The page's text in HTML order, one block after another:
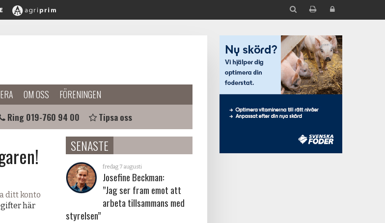
OM OSS
FÖRENINGEN
Ring 019-760 94 00 Tipsa oss
ditt konto
här
SENASTE
fredag 7 augusti
Josefine Beckman:
”Jag ser fram emot att
arbeta tillsammans med
styrelsen”